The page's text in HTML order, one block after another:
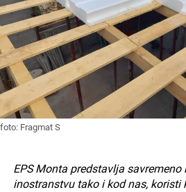
foto: Fragmat S
EPS Monta predstavlja savremeno
inostranstvu tako i kod nas, koristi